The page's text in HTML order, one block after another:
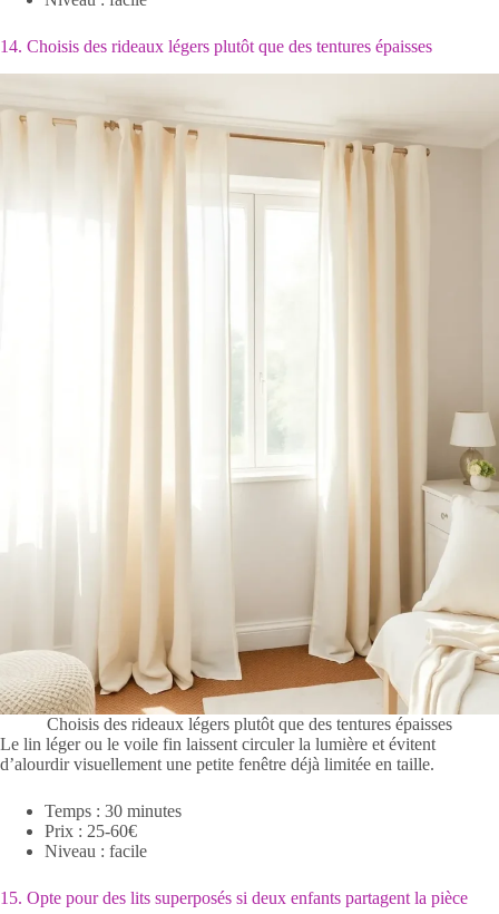
14. Choisis des rideaux légers plutôt que des tentures épaisses
Choisis des rideaux légers plutôt que des tentures épaisses
Le lin léger ou le voile fin laissent circuler la lumière et évitent
d’alourdir visuellement une petite fenêtre déjà limitée en taille.
Temps : 30 minutes
Prix : 25-60€
Niveau : facile
15. Opte pour des lits superposés si deux enfants partagent la pièce